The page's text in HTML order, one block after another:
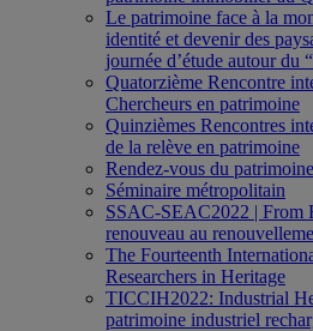
Le patrimoine face à la
identité et devenir des
journée d’étude autour du
Quatorzième Rencontre
Chercheurs en patrimoine
Quinzièmes Rencontres
de la relève en patrimoine
Rendez-vous du
Séminaire métropolitain
SSAC-SEAC2022 | From
renouveau au
The Fourteenth
Researchers in Heritage
TICCIH2022: Industrial
patrimoine industriel